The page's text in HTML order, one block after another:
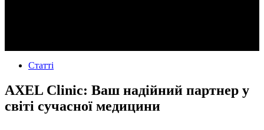
Статті
AXEL Clinic: Ваш надійний партнер у
світі сучасної медицини